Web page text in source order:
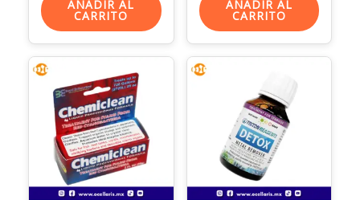
AÑADIR AL
CARRITO
AÑADIR AL
CARRITO